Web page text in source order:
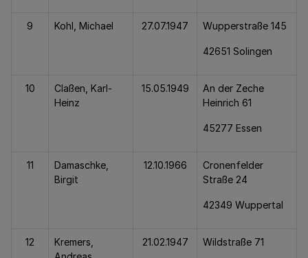
9 Kohl, Michael 27.07.1947 Wupperstraße 145
42651 Solingen
10
Claßen, Karl-
Heinz
15.05.1949
An der Zeche
Heinrich 61
45277 Essen
11
Damaschke,
Birgit
12.10.1966
Cronenfelder
Straße 24
42349 Wuppertal
12
Kremers,
21.02.1947 Wildstraße 71